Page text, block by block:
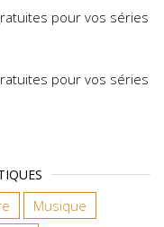
pour vos séries
pour vos séries
Musique